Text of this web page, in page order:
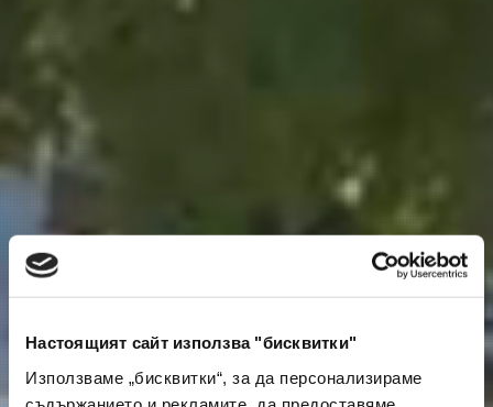
Настоящият сайт използва "бисквитки"
Използваме „бисквитки“, за да персонализираме